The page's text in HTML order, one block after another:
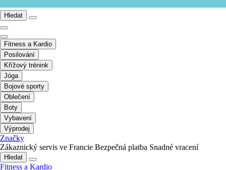
Hledat
Fitness a Kardio
Posilování
Křížový trénink
Jóga
Bojové sporty
Oblečení
Boty
Vybavení
Výprodej
Značky
Zákaznický servis ve Francie Bezpečná platba Snadné vracení
Hledat
Fitness a Kardio